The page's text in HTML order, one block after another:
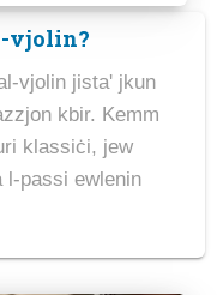
vjolin?
vjolin jista' jkun
kbir. Kemm
klassiċi, jew
l-passi ewlenin